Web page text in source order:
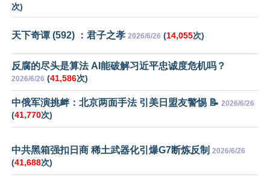
次)
天下奇谭 (592) ：君子之孝 2026/6/26 (14,055次)
反腐的尽头是算法 AI能破解习近平忠诚度危机吗？
2026/6/26 (41,586次)
中俄军演挑衅：北京两面手法 引美日盟友警惕 📝 2026/6/26
(41,770次)
中共黑箱强扣日商 稀土武器化引爆G7断炼反制 2026/6/26
(41,688次)